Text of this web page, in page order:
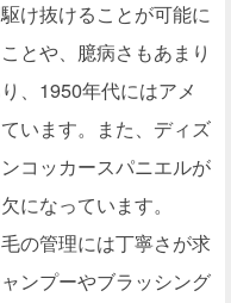
け抜けることが可能に
とや、臆病さもあまり
、1950年代にはアメ
います。また、ディズ
コッカースパニエルが
になっています。
の管理には丁寧さが求
ンプーやブラッシング